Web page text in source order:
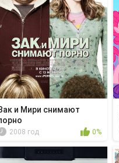
и Мири снимают
2008 год 0%